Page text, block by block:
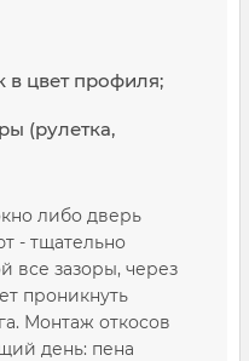
в цвет профиля;
(рулетка,
либо дверь
- тщательно
все зазоры, через
проникнуть
Монтаж откосов
день: пена